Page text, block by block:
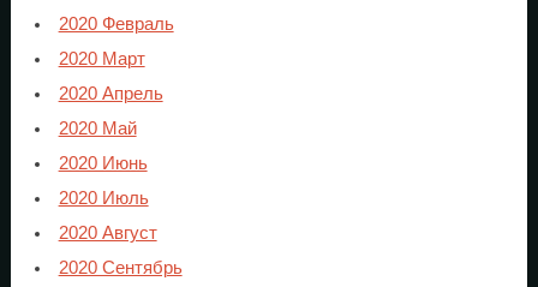
2020 Февраль
2020 Март
2020 Апрель
2020 Май
2020 Июнь
2020 Июль
2020 Август
2020 Сентябрь